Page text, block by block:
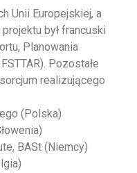
Unii Europejskiej, a
był francuski
Planowania
Pozostałe
realizującego
(Polska)
BASt (Niemcy)